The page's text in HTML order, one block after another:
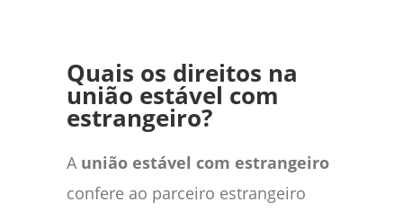
Quais os direitos na
união estável com
estrangeiro?
A união estável com estrangeiro
confere ao parceiro estrangeiro